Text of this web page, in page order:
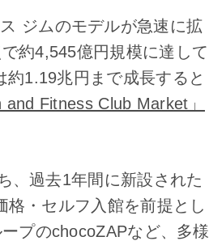
ジムのモデルが急速に拡
約4,545億円規模に達して
1.19兆円まで成長すると
Fitness Club Market」
、過去1年間に新設された
・セルフ入館を前提とし
プのchocoZAPなど、多様